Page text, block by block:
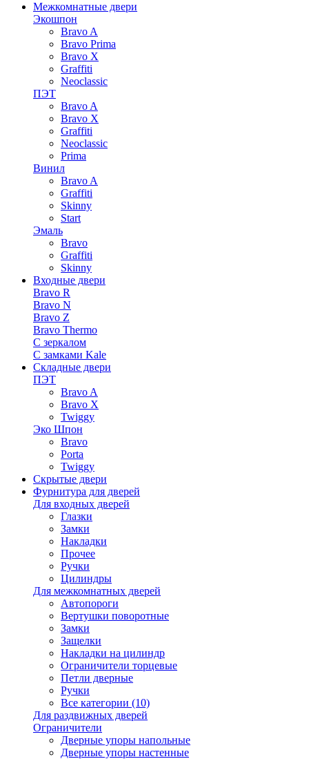
Межкомнатные двери
Экошпон
Bravo A
Bravo Prima
Bravo X
Graffiti
Neoclassic
ПЭТ
Bravo A
Bravo X
Graffiti
Neoclassic
Prima
Винил
Bravo A
Graffiti
Skinny
Start
Эмаль
Bravo
Graffiti
Skinny
Входные двери
Bravo R
Bravo N
Bravo Z
Bravo Thermo
С зеркалом
С замками Kale
Складные двери
ПЭТ
Bravo A
Bravo X
Twiggy
Эко Шпон
Bravo
Porta
Twiggy
Скрытые двери
Фурнитура для дверей
Для входных дверей
Глазки
Замки
Накладки
Прочее
Ручки
Цилиндры
Для межкомнатных дверей
Автопороги
Вертушки поворотные
Замки
Защелки
Накладки на цилиндр
Ограничители торцевые
Петли дверные
Ручки
Все категории (10)
Для раздвижных дверей
Ограничители
Дверные упоры напольные
Дверные упоры настенные